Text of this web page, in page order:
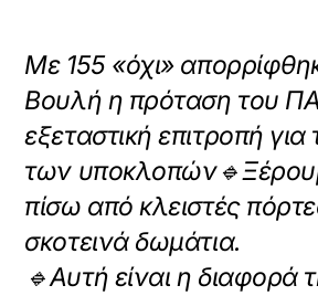
Με 155 «όχι»
Βουλή η πρόταση του
εξεταστική επιτροπή
των
πίσω από κλειστές
σκοτεινά δωμάτια.
🔹Αυτή είναι η διαφορά